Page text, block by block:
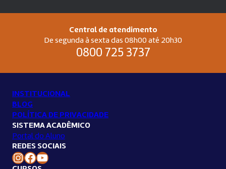
Central de atendimento
De segunda à sexta das 08h00 até 20h30
0800 725 3737
INSTITUCIONAL
BLOG
POLÍTICA DE PRIVACIDADE
SISTEMA ACADÊMICO
Portal do Aluno
REDES SOCIAIS
Instagram Unilins Facebook Unilins Youtube Unilins